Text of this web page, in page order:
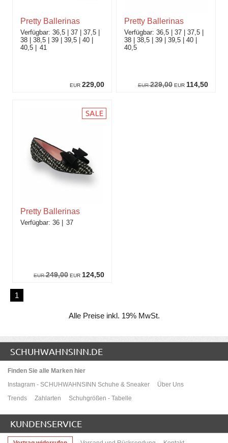
EUR 229,00
Pretty Ballerinas
36,5 37
37,5
38
38,5 39 39,5
40
40,5
41
EUR229,00EUR 114,50
Pretty Ballerinas
36,5 37
37,5
38
38,5 39 39,5
40
40,5
EUR249,00EUR 124,50
Pretty Ballerinas
36 37
1
Alle Preise inkl. 19% MwSt.
SCHUHWAHNSINN.DE
Finden Sie alle Marken hier
Instagram - SCHUHWAHNSINN Schuhe & Sneaker
Über Uns
Trends
Zahlarten Schuhgrößen - Tabelle
KUNDENSERVICE